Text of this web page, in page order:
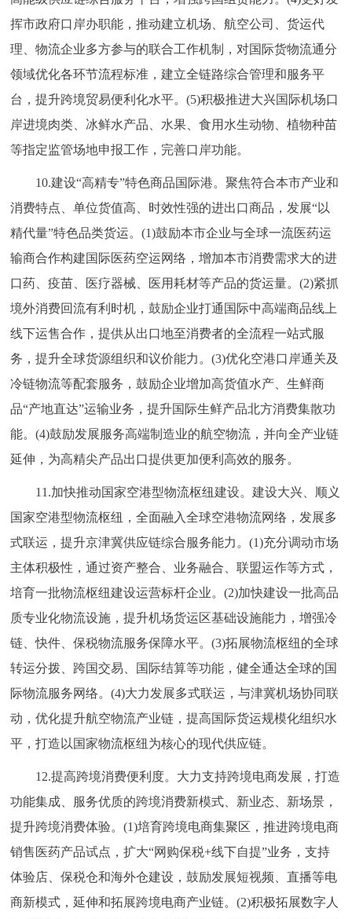
挥市政府口岸办职能，推动建立机场、航空公司、货运代
理、物流企业多方参与的联合工作机制，对国际货物流通分
领域优化各环节流程标准，建立全链路综合管理和服务平
台，提升跨境贸易便利化水平。(5)积极推进大兴国际机场口
岸进境肉类、冰鲜水产品、水果、食用水生动物、植物种苗
等指定监管场地申报工作，完善口岸功能。
10.建设“高精专”特色商品国际港。聚焦符合本市产业和
消费特点、单位货值高、时效性强的进出口商品，发展“以
精代量”特色品类货运。(1)鼓励本市企业与全球一流医药运
输商合作构建国际医药空运网络，增加本市消费需求大的进
口药、疫苗、医疗器械、医用耗材等产品的货运量。(2)紧抓
境外消费回流有利时机，鼓励企业打通国际中高端商品线上
线下运售合作，提供从出口地至消费者的全流程一站式服
务，提升全球货源组织和议价能力。(3)优化空港口岸通关及
冷链物流等配套服务，鼓励企业增加高货值水产、生鲜商
品“产地直达”运输业务，提升国际生鲜产品北方消费集散功
能。(4)鼓励发展服务高端制造业的航空物流，并向全产业链
延伸，为高精尖产品出口提供更加便利高效的服务。
11.加快推动国家空港型物流枢纽建设。建设大兴、顺义
国家空港型物流枢纽，全面融入全球空港物流网络，发展多
式联运，提升京津冀供应链综合服务能力。(1)充分调动市场
主体积极性，通过资产整合、业务融合、联盟运作等方式，
培育一批物流枢纽建设运营标杆企业。(2)加快建设一批高品
质专业化物流设施，提升机场货运区基础设施能力，增强冷
链、快件、保税物流服务保障水平。(3)拓展物流枢纽的全球
转运分拨、跨国交易、国际结算等功能，健全通达全球的国
际物流服务网络。(4)大力发展多式联运，与津冀机场协同联
动，优化提升航空物流产业链，提高国际货运规模化组织水
平，打造以国家物流枢纽为核心的现代供应链。
12.提高跨境消费便利度。大力支持跨境电商发展，打造
功能集成、服务优质的跨境消费新模式、新业态、新场景，
提升跨境消费体验。(1)培育跨境电商集聚区，推进跨境电商
销售医药产品试点，扩大“网购保税+线下自提”业务，支持
体验店、保税仓和海外仓建设，鼓励发展短视频、直播等电
商新模式，延伸和拓展跨境电商产业链。(2)积极拓展数字人